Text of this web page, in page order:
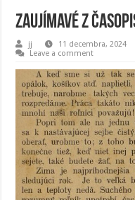
Zaujímavé z
jj 11 decembra, 2024
Leave a comment